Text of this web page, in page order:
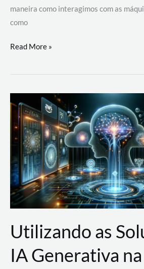
maneira como interagimos com as
como
Desenvolvimento
um
com
AWS
Read More »
Utilizando as
IA Generativa